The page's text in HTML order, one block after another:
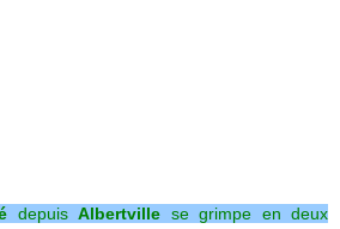
depuisAlbertville se grimpe en deux